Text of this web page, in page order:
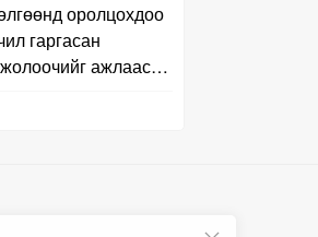
оролцохдоо
гаргасан
ажлаас